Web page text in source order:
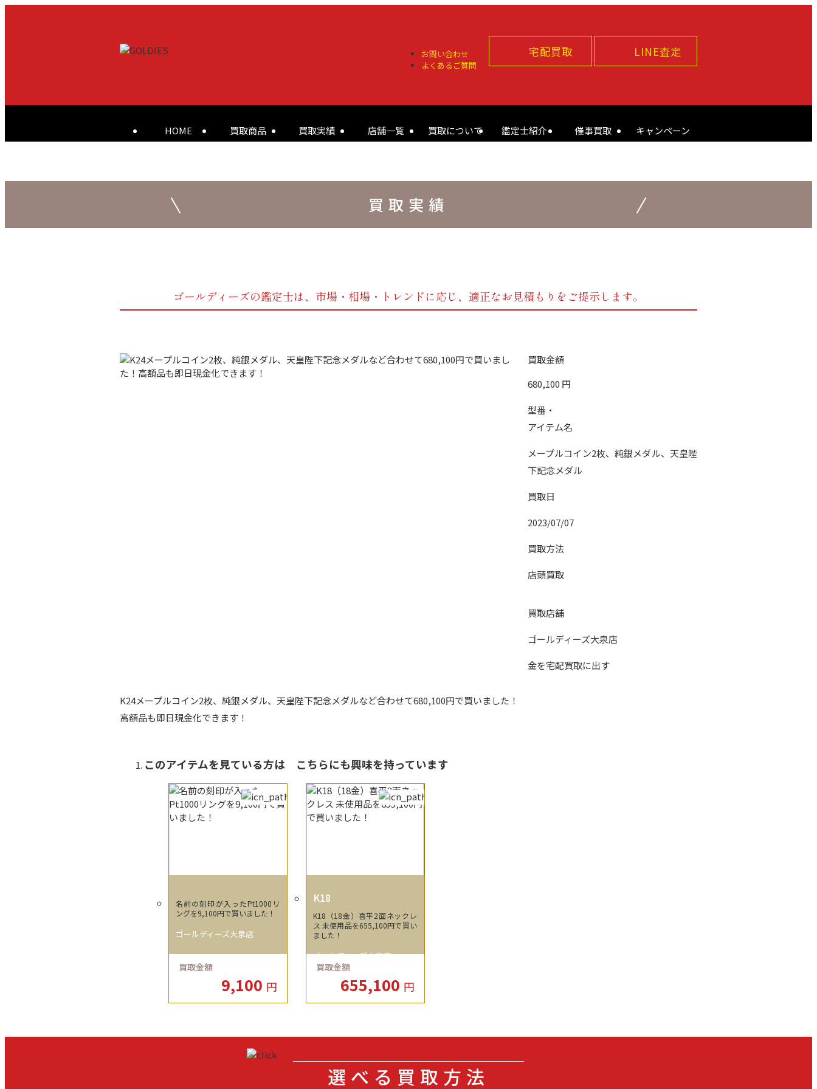
お問い合わせ
よくあるご質問
宅配買取 LINE査定
HOME 買取商品 買取実績 店舗一覧 買取について 鑑定士紹介 催事買取 キャンペーン
買取実績
ゴールディーズの鑑定士は、市場・相場・トレンドに応じ、 適正なお見積もりをご提示します。
買取金額
680,100 円
型番・
アイテム名
メープルコイン2枚、純銀メダル、天皇陛
下記念メダル
買取日
2023/07/07
買取方法
店頭買取
買取店舗
ゴールディーズ大泉店
金を宅配買取に出す
K24メープルコイン2枚、純銀メダル、天皇陛下記念メダルなど合わせて680,100円で買いました！
高額品も即日現金化できます！
このアイテムを見ている方は こちらにも興味を持っています
名前の刻印が入ったPt1000リ
ングを9,100円で買いました！
ゴールディーズ大泉店
買取金額
9,100 円
K18
K18（18金）喜平2面ネックレ
ス 未使用品を655,100円で買い
ました！
ゴールディーズ大泉店
買取金額
655,100 円
選べる買取方法